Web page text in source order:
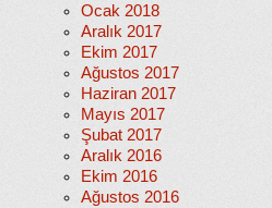
Ocak 2018
Aralık 2017
Ekim 2017
Ağustos 2017
Haziran 2017
Mayıs 2017
Şubat 2017
Aralık 2016
Ekim 2016
Ağustos 2016